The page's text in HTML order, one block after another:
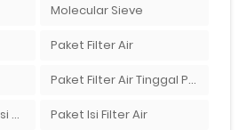
Molecular Sieve
Paket Filter Air
Paket Filter Air Tinggal Pasang
Paket Filter Air Zat Besi Tinggi Paket Isi Filter Air